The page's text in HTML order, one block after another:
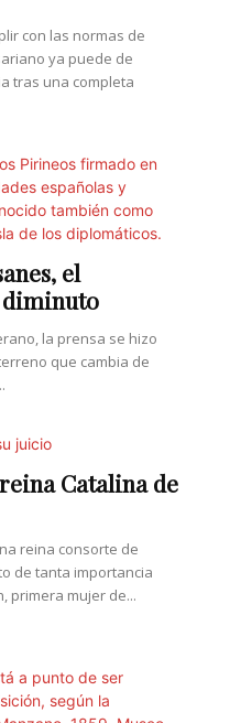
con las normas de
ya puede de
tras una completa
el
la prensa se hizo
que cambia de
Catalina de
reina consorte de
de tanta importancia
primera mujer de...